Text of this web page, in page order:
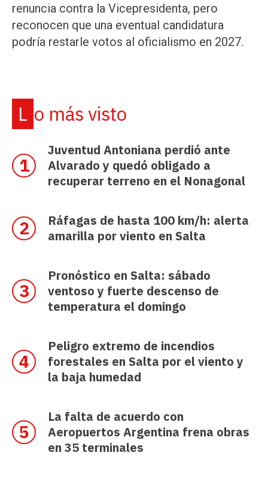
renuncia contra la Vicepresidenta, pero
reconocen que una eventual candidatura
podría restarle votos al oficialismo en 2027.
Lo más visto
Juventud Antoniana perdió ante
Alvarado y quedó obligado a
recuperar terreno en el Nonagonal
Ráfagas de hasta 100 km/h: alerta
amarilla por viento en Salta
Pronóstico en Salta: sábado
ventoso y fuerte descenso de
temperatura el domingo
Peligro extremo de incendios
forestales en Salta por el viento y
la baja humedad
La falta de acuerdo con
Aeropuertos Argentina frena obras
en 35 terminales